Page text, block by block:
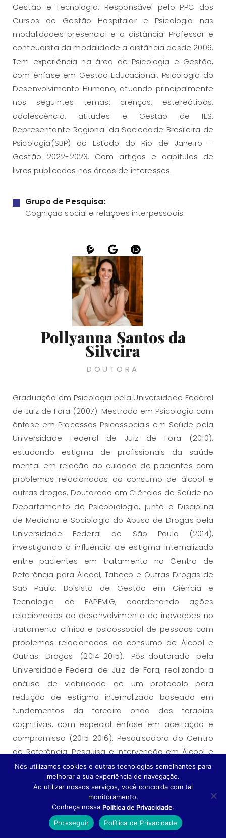
Gestão e Tecnologia. Responsável pelo PPC dos
Cursos de Gestão Hospitalar e Psicologia nas
modalidades presencial e a distância. Professor e
conteudista da modalidade a distância desde 2006.
Tem experiência na área de Psicologia e Gestão,
com ênfase em Gestão Educacional, Psicologia do
Desenvolvimento Humano, atuando principalmente
nos seguintes temas: crenças, estereótipos,
adolescência, atitudes e Gestão de IES.
Representante Regional da Sociedade Brasileira de
Psicologia(SBP) do Estado do Rio de Janeiro –
Gestão 2022-2023. Com artigos e capítulos de
livros publicados nas áreas de interesses.
Grupo de Pesquisa:
Cognição social e relações interpessoais
Pollyanna Santos da
Silveira
DOUTORA
Graduação em Psicologia pela Universidade Federal
de Juiz de Fora (2007). Mestrado em Psicologia com
ênfase em Processos Psicossociais em Saúde pela
Universidade Federal de Juiz de Fora (2010),
estudando estigma de profissionais da saúde
mental em relação ao cuidado de pacientes com
problemas relacionados ao consumo de álcool e
outras drogas. Doutorado em Ciências da Saúde no
Departamento de Psicobiologia, junto a Disciplina
de Medicina e Sociologia do Abuso de Drogas pela
Universidade Federal de São Paulo (2014),
investigando a influência de estigma internalizado
entre pacientes em tratamento no Centro de
Referência para Álcool, Tabaco e Outras Drogas de
São Paulo. Bolsista de Gestão em Ciência e
Tecnologia da FAPEMIG, coordenando ações
relacionadas ao desenvolvimento de inovações no
tratamento clínico e psicossocial de pessoas com
problemas relacionados ao consumo de Álcool e
Outras Drogas (2014-2015). Pós-doutorado pela
Universidade Federal de Juiz de Fora, realizando a
análise de viabilidade de um protocolo para
redução de estigma internalizado baseado em
fundamentos da terceira onda das terapias
cognitivas, com especial ênfase em aceitação e
compromisso (2015-2016). Pesquisadora do Centro
de Referência, Pesquisa e Intervenção em Álcool e
Outras Drogas (CREPEIA-UFJF), com atuação em
projetos financiados por agências de fomento
nacionais e internacionais, incluíndo PROCAD (UFJF-
UNIFESP) e Projeto de Pesquisas para o SUS (PPSUS-
FAPEMIG). Professora adjunta e membro
permanente do programa de Mestrado em
Nós utilizamos cookies e outras tecnologias semelhantes para
melhorar a sua experiência de navegação.
Ao utilizar nossos serviços, você concorda com tal
monitoramento.
Conheça nossa Política de Privacidade.
Prosseguir
Política de Privacidade